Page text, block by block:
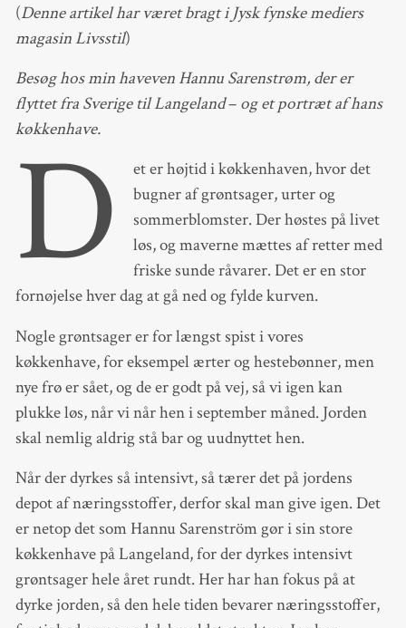
(Denne artikel har været bragt i Jysk fynske mediers
magasin Livsstil)
Besøg hos min haveven Hannu Sarenstrøm, der er
flyttet fra Sverige til Langeland– og et portræt af hans
køkkenhave.
D
et er højtid i køkkenhaven, hvor det
bugner af grøntsager, urter og
sommerblomster. Der høstes på livet
løs, og maverne mættes af retter med
friske sunde råvarer. Det er en stor
fornøjelse hver dag at gå ned og fylde kurven.
Nogle grøntsager er for længst spist i vores
køkkenhave, for eksempel ærter og hestebønner, men
nye frø er sået, og de er godt på vej, så vi igen kan
plukke løs, når vi når hen i september måned. Jorden
skal nemlig aldrig stå bar og uudnyttet hen.
Når der dyrkes så intensivt, så tærer det på jordens
depot af næringsstoffer, derfor skal man give igen. Det
er netop det som Hannu Sarenström gør i sin store
køkkenhave på Langeland, for der dyrkes intensivt
grøntsager hele året rundt. Her har han fokus på at
dyrke jorden, så den hele tiden bevarer næringsstoffer,